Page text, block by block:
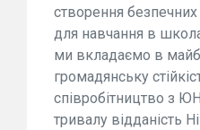
створення
для навчання в
ми вкладаємо в
громадянську
співробітництво з
тривалу відданість